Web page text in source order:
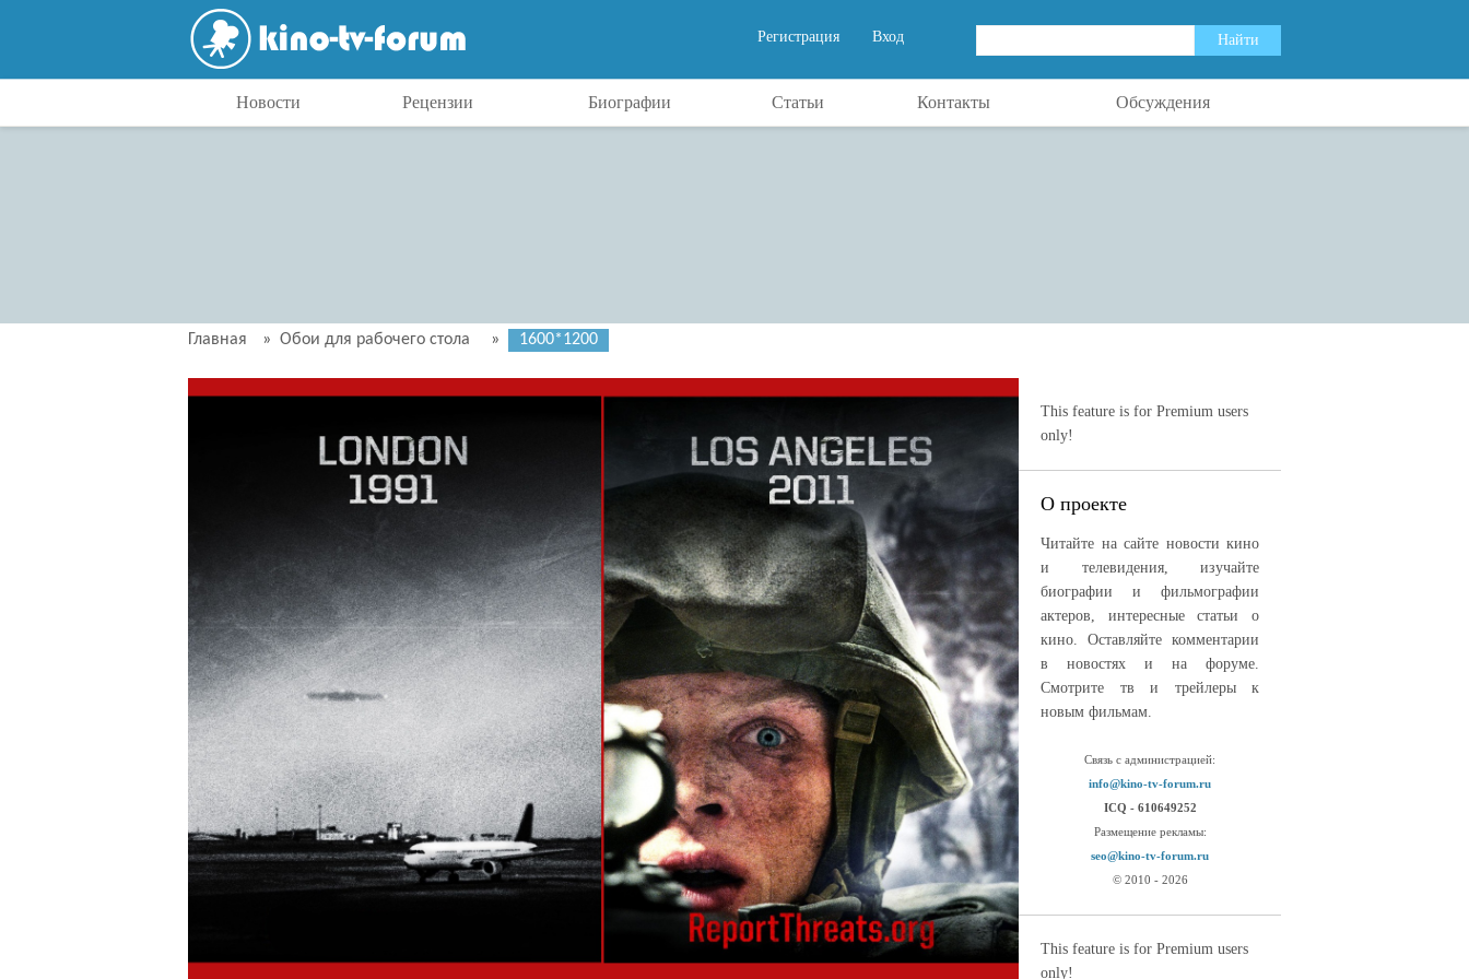
Вход
Регистрация
Новости Рецензии Биографии Статьи Контакты Обсуждения
Главная » Обои для рабочего стола » 1600*1200
This feature is for Premium users
only!
О проекте
Читайте на сайте новости кино
и телевидения, изучайте
биографии и фильмографии
актеров, интересные статьи о
кино. Оставляйте комментарии
в новостях и на форуме.
Смотрите тв и трейлеры к
новым фильмам.
Связь с администрацией:
info@kino-tv-forum.ru
ICQ - 610649252
Размещение рекламы:
seo@kino-tv-forum.ru
© 2010 - 2026
This feature is for Premium users
only!